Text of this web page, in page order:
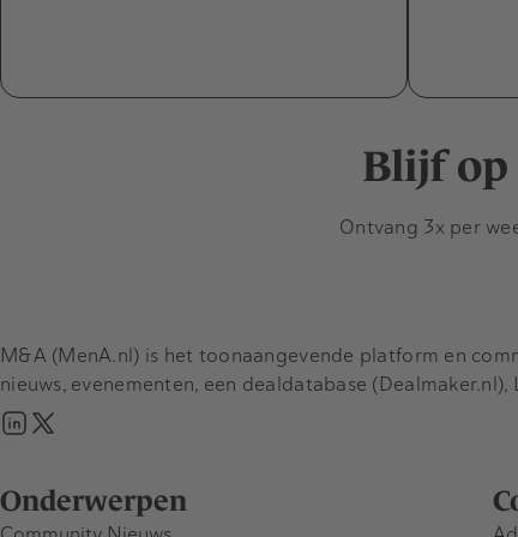
Blijf op
Ontvang 3x per
Onderwerpen
M&A (MenA.nl) is het toonaangevende platform en
nieuws, evenementen, een dealdatabase